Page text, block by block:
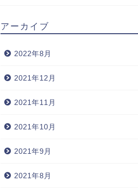
アーカイブ
2022年8月
2021年12月
2021年11月
2021年10月
2021年9月
2021年8月